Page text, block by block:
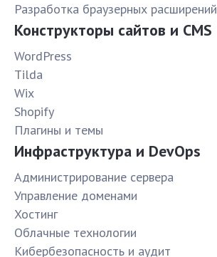
Разработка браузерных расширений
Конструкторы сайтов и CMS
WordPress
Tilda
Wix
Shopify
Плагины и темы
Инфраструктура и DevOps
Администрирование сервера
Управление доменами
Хостинг
Облачные технологии
Кибербезопасность и аудит